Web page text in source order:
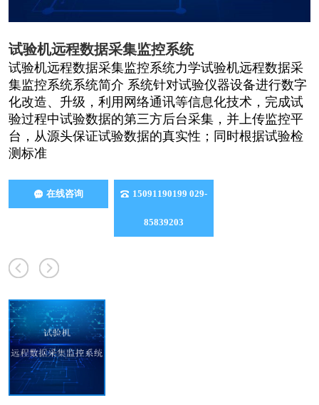
试验机远程数据采集监控系统
试验机远程数据采集监控系统力学试验机远程数据采
集监控系统系统简介 系统针对试验仪器设备进行数字
化改造、升级，利用网络通讯等信息化技术，完成试
验过程中试验数据的第三方后台采集，并上传监控平
台，从源头保证试验数据的真实性；同时根据试验检
测标准
在线咨询 15091190199 029-
85839203